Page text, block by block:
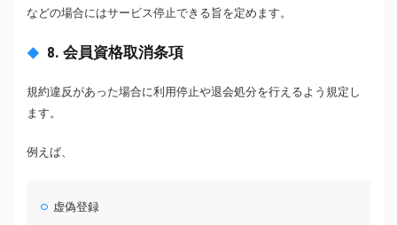
などの場合にはサービス停止できる旨を定めます。
8. 会員資格取消条項
規約違反があった場合に利用停止や退会処分を行えるよう規定し
ます。
例えば、
虚偽登録